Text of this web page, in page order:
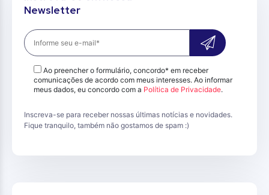
Newsletter
Ao preencher o formulário, concordo* em receber
comunicações de acordo com meus interesses. Ao informar
meus dados, eu concordo com a Política de Privacidade.
Inscreva-se para receber nossas últimas notícias e novidades.
Fique tranquilo, também não gostamos de spam :)